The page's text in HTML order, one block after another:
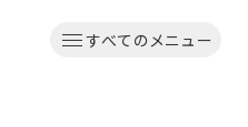
すべてのメニュー